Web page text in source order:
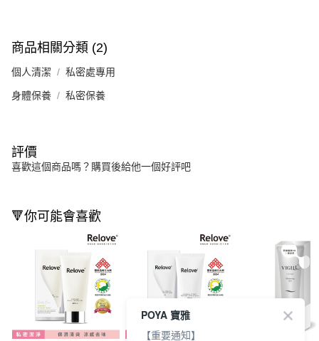
商品相關分類 (2)
個人清潔 私密處專用
身體保養 私密保養
評價
喜歡這個商品嗎？購買後給他一個好評吧
🔻你可能會喜歡
POYA 寶雅
【重要通知】